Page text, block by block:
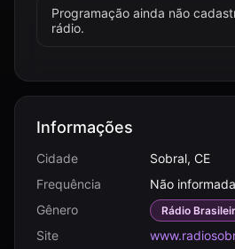
Programação ainda não
rádio.
Informações
Cidade
Sobral, CE
Frequência
Não informada
Gênero
Rádio
Site